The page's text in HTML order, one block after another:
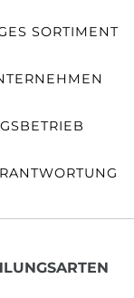
SORTIMENT